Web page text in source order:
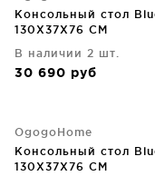
Консольный стол
130X37X76 CM
В наличии 2 шт.
30 690 руб
OgogoHome
Консольный стол
130X37X76 CM